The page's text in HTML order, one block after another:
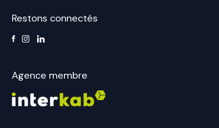
Restons connectés
Agence membre